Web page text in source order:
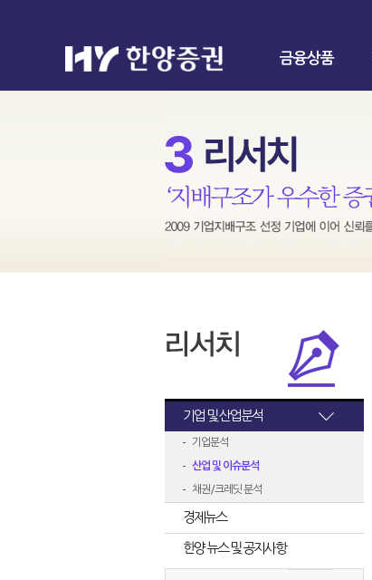
금융상품
기업 및 산업분석
기업분석
산업 및 이슈분석
채권/크레딧 분석
경제뉴스
한양 뉴스 및 공지사항